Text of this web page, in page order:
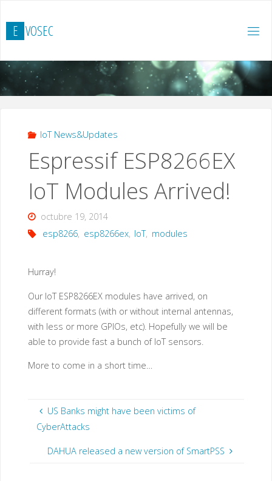
contenido
E VOSEC
IoT News&Updates
Espressif ESP8266EX
IoT Modules Arrived!
octubre 19, 2014
esp8266, esp8266ex, IoT, modules
Hurray!
Our IoT ESP8266EX modules have arrived, on
different formats (with or without internal antennas,
with less or more GPIOs, etc). Hopefully we will be
able to provide fast a bunch of IoT sensors.
More to come in a short time…
US Banks might have been victims of
CyberAttacks
DAHUA released a new version of SmartPSS